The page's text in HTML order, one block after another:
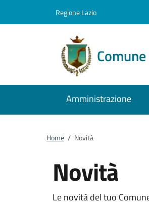
Regione Lazio
Amministrazione
Home / Novità
Novità
Le novità del tuo